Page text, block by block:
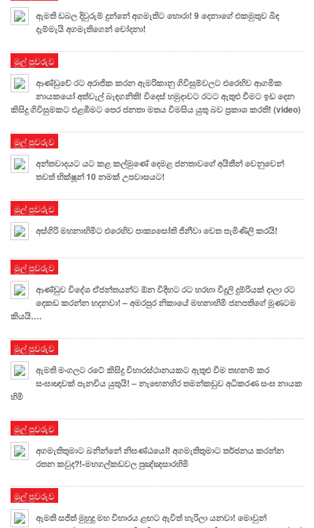
ඇමති ඩබල දිවුරුම් දුන්නේ අගමැතිට හොරා! 9 දෙනාගේ එකමුතුව බිඳ
දැම්මැයි අගමැතිගෙන් චෝදනා!
මුල් පුවරුව
ආණ්ඩුවේ රට අරාජික කරන ඇමරිකානු ගිවිසුම්වලට එරෙහිව ආගමික
නායකයෝ අත්වැල් බැඳගනිති! විදෙස් හමුදාවට රටට ඇතුළු වීමට ඉඩ දෙන
කිසිදු ගිවිසුමකට එළඹීමට පෙර ජනතා මතය විමසිය යුතු බව ප්‍රකාශ කරති! (video)
මුල් පුවරුව
අන්තවාදයට යට කළ කල්මුණේ දෙමළ ජනතාවගේ අයිතීන් වෙනුවෙන්
තවත් භික්ෂූන් 10 නමක් උපවාසයට!
මුල් පුවරුව
අස්ගිරි මහනාහිමිට එරෙහිව පාක්‍යසෝති ජිනීවා වෙත පැමිණිලි කරයි!
මුල් පුවරුව
ආණ්ඩුව විදේශ ඒජන්තයන්ට ඕන විදිහට රට හරහා විදුලි දුම්රියක් දාලා රට
දෙකඩ කරන්න හදනවා! – අමරපුර නිකායේ මහනාහිමි ජනපතිගේ මූණටම
කියයි….
මුල් පුවරුව
ඇමති මංගලට රටේ කිසිදු විහාරස්ථානයකට ඇතුළු වීම තහනම් කර
සංඝාඥාවක් පැනවිය යුතුයි! – නැඟෙනහිර තමන්කඩුව අධිකරණ සංඝ නායක
හිමි
මුල් පුවරුව
අගමැතිතුමාට බනින්නේ නිඝණ්ඨයෝ! අගමැතිතුමාට තර්ජනය කරන්න
රතන කවුද?!-මහගල්කඩවල පුඤ්ඤසාරහිමි
මුල් පුවරුව
ඇමති සජිත් මුහුදු මහ විහාරය ළඟට ඇවිත් හැරිලා යනවා! මොවුන්